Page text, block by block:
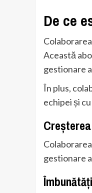
De ce
Această
gestionare
În plus,
echipei și
gestionare